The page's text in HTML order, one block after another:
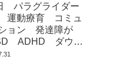
ばみらい市 坂東
市
パラグライダー
運動療育 コミュ
ョン 発達障が
ADHD ダウン
発達支援 放課後